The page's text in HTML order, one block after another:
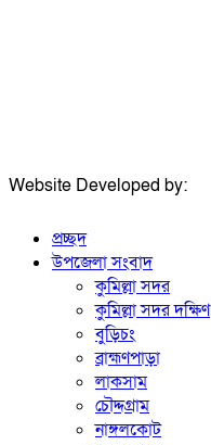
Website Developed by:
প্রচ্ছদ
উপজেলা সংবাদ
কুমিল্লা সদর
কুমিল্লা সদর দক্ষিণ
বুড়িচং
ব্রাহ্মণপাড়া
লাকসাম
চৌদ্দগ্রাম
নাঙ্গলকোট